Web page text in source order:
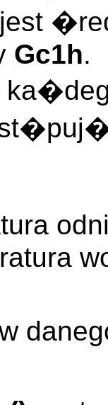
Gc1h.